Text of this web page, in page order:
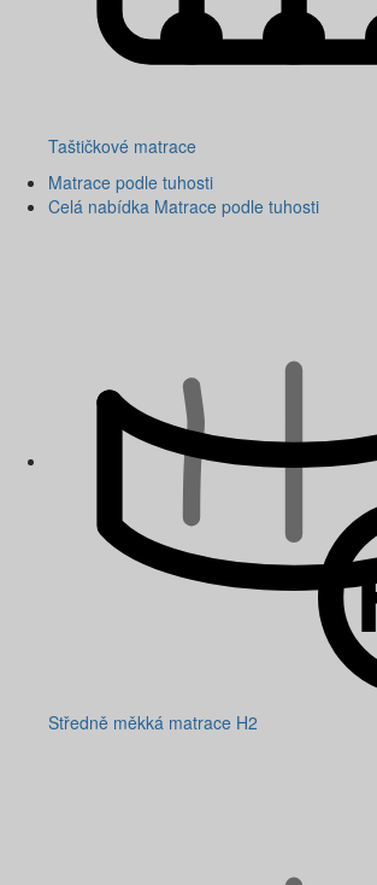
Taštičkové matrace
Matrace podle tuhosti
Celá nabídka Matrace podle tuhosti
Středně měkká matrace H2